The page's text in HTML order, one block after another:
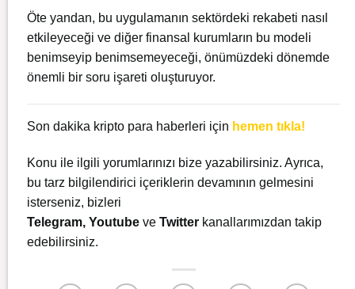
Öte yandan, bu uygulamanın sektördeki rekabeti nasıl
etkileyeceği ve diğer finansal kurumların bu modeli
benimseyip benimsemeyeceği, önümüzdeki dönemde
önemli bir soru işareti oluşturuyor.
Son dakika kripto para haberleri için hemen tıkla!
Konu ile ilgili yorumlarınızı bize yazabilirsiniz. Ayrıca,
bu tarz bilgilendirici içeriklerin devamının gelmesini
isterseniz, bizleri
Telegram, Youtube ve Twitter kanallarımızdan takip
edebilirsiniz.